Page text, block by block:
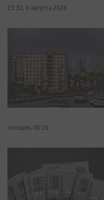
23:32, 6 августа 2026
сегодня, 00:26